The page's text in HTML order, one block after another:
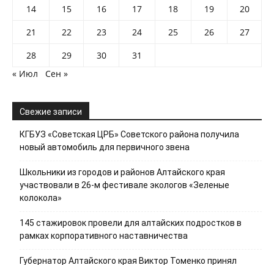
14
15 16 17 18 19
20
21
22 23 24 25 26
27
28
29 30
31
« Июл
Сен »
Свежие записи
КГБУЗ «Советская ЦРБ» Советского района получила
новый автомобиль для первичного звена
Школьники из городов и районов Алтайского края
участвовали в 26-м фестивале экологов «Зеленые
колокола»
145 стажировок провели для алтайских подростков в
рамках корпоративного наставничества
Губернатор Алтайского края Виктор Томенко принял